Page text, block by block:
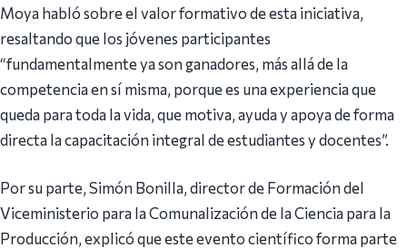
Moya habló sobre el valor formativo de esta iniciativa,
resaltando que los jóvenes participantes
“fundamentalmente ya son ganadores, más allá de la
competencia en sí misma, porque es una experiencia que
queda para toda la vida, que motiva, ayuda y apoya de forma
directa la capacitación integral de estudiantes y docentes”.
Por su parte, Simón Bonilla, director de Formación del
Viceministerio para la Comunalización de la Ciencia para la
Producción, explicó que este evento científico forma parte